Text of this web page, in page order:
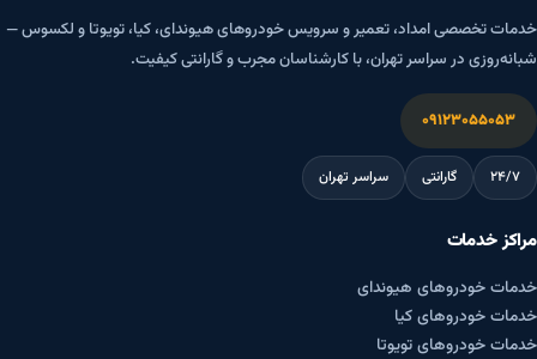
خدمات تخصصی امداد، تعمیر و سرویس خودروهای هیوندای، کیا، تویوتا و لکسوس —
شبانه‌روزی در سراسر تهران، با کارشناسان مجرب و گارانتی کیفیت.
۰۹۱۲۳۰۵۵۰۵۳
۲۴/۷ گارانتی سراسر تهران
مراکز خدمات
خدمات خودروهای هیوندای
خدمات خودروهای کیا
خدمات خودروهای تویوتا